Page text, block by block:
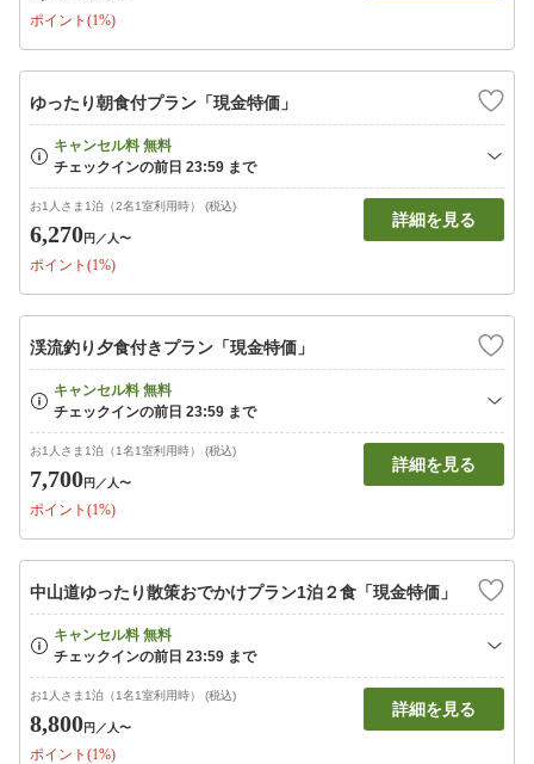
ポイント(1%)
ゆったり朝食付プラン「現金特価」
お1人さま1泊（2名1室利用時） (税込)
6,270円 ／人〜
ポイント(1%)
詳細を見る
渓流釣り夕食付きプラン「現金特価」
お1人さま1泊（1名1室利用時） (税込)
7,700円 ／人〜
ポイント(1%)
詳細を見る
中山道ゆったり散策おでかけプラン1泊２食「現金特価」
お1人さま1泊（1名1室利用時） (税込)
8,800円 ／人〜
ポイント(1%)
詳細を見る